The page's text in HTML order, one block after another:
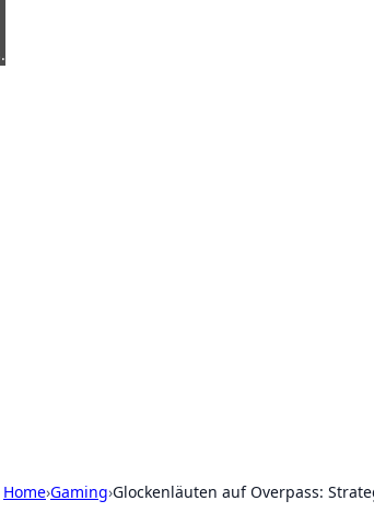
Home›Gaming›Glockenläuten auf Overpass: